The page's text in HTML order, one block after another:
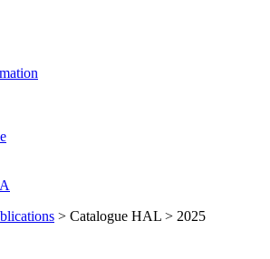
> Catalogue HAL > 2025